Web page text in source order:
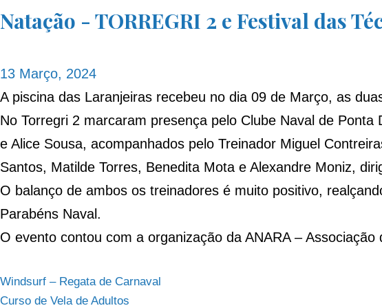
Natação - TORREGRI 2 e Festival das
13 Março, 2024
A piscina das Laranjeiras recebeu no dia 09 de Março, as
No Torregri 2 marcaram presença pelo Clube Naval de Ponta
e Alice Sousa, acompanhados pelo Treinador Miguel
Santos, Matilde Torres, Benedita Mota e Alexandre Moniz,
O balanço de ambos os treinadores é muito positivo,
Parabéns Naval.
O evento contou com a organização da ANARA –
Navegação
Windsurf – Regata de Carnaval
Curso de Vela de Adultos